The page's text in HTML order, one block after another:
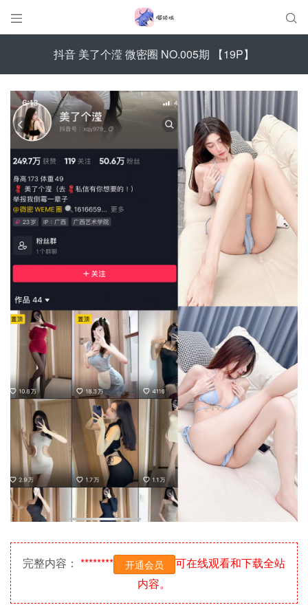
 
抖音 美了个滢 微密圈 NO.005期 【19P】
完整内容： ******** 开通会员
可在线观看和下载全站
内容。